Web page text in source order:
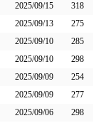
2025/09/15
318
2025/09/13
275
2025/09/10
285
2025/09/10
298
2025/09/09
254
2025/09/09
277
2025/09/06 298